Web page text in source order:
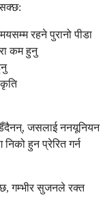
रहने पुरानो पीडा
कम हुनु
जसलाई ननयूनियन
हुन प्रेरित गर्न
छ, गम्भीर सुजनले रक्त